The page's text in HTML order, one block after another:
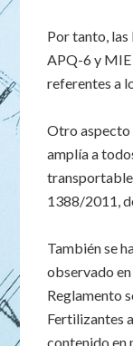
Por tanto,
APQ-6 y MIE
referentes a
Otro aspecto
amplía a
1388/2011,
También se
observado
Reglamento
Fertilizantes
contenido en